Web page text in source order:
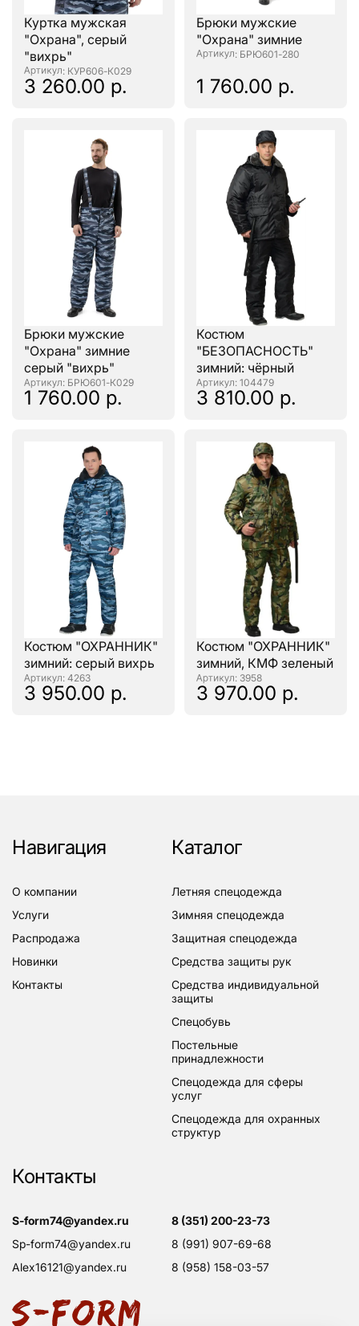
Куртка мужская
"Охрана", серый
"вихрь"
: КУР606-К029
3 260.00 р.
Брюки мужские
"Охрана" зимние
: БРЮ601-280
1 760.00 р.
Брюки мужские
"Охрана" зимние
серый "вихрь"
: БРЮ601-К029
1 760.00 р.
Костюм
"БЕЗОПАСНОСТЬ"
зимний: чёрный
: 104479
3 810.00 р.
Костюм "ОХРАННИК"
зимний: серый вихрь
: 4263
3 950.00 р.
Костюм "ОХРАННИК"
зимний, КМФ зеленый
: 3958
3 970.00 р.
Навигация
о компании
услуги
распродажа
новинки
контакты
Каталог
летняя спецодежда
зимняя спецодежда
защитная спецодежда
средства защиты рук
средства индивидуальной
защиты
спецобувь
постельные
принадлежности
спецодежда для сферы
услуг
спецодежда для охранных
структур
Контакты
s-form74@yandex.ru
sp-form74@yandex.ru
alex16121@yandex.ru
8 (351) 200-23-73
8 (991) 907-69-68
8 (958) 158-03-57